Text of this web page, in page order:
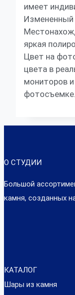
имеет
яркая
Цвет на
цвета в
мониторов
фотосъемке.
О СТУДИИ
Большой
камня, созданных
КАТАЛОГ
Шары из камня